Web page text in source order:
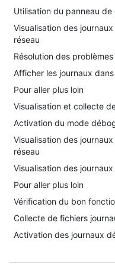
Utilisation du panneau
Visualisation des
réseau
Résolution des
Afficher les journaux
Pour aller plus loin
Visualisation et collecte
Activation du mode
Visualisation des
réseau
Visualisation des
Pour aller plus loin
Vérification du bon
Collecte de fichiers
Activation des journaux